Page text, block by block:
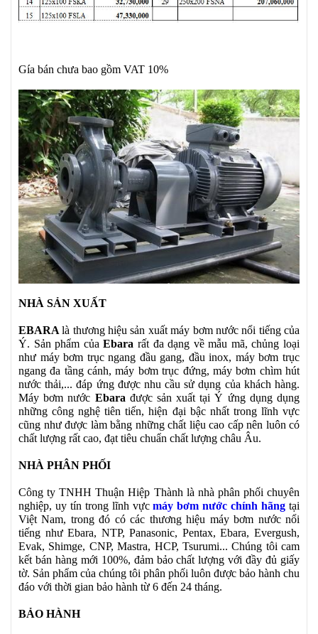
Gía bán chưa bao gồm VAT 10%
NHÀ SẢN XUẤT
EBARAlà thương hiệu sản xuất máy bơm nước nổi tiếng của
Ý. Sản phẩm củaEbara rất đa dạng về mẫu mã, chủng loại
như máy bơm trục ngang đầu gang, đầu inox, máy bơm trục
ngang đa tầng cánh, máy bơm trục đứng, máy bơm chìm hút
nước thải,... đáp ứng được nhu cầu sử dụng của khách hàng.
Máy bơm nước Ebara được sản xuất tại Ý ứng dụng dụng
những công nghệ tiên tiến, hiện đại bậc nhất trong lĩnh vực
cũng như được làm bằng những chất liệu cao cấp nên luôn có
chất lượng rất cao, đạt tiêu chuẩn chất lượng châu Âu.
NHÀ PHÂN PHỐI
Công ty TNHH Thuận Hiệp Thành là nhà phân phối chuyên
nghiệp, uy tín trong lĩnh vựcmáy bơm nước chính hãng tại
Việt Nam, trong đó có các thương hiệu máy bơm nước nổi
tiếng như Ebara, NTP, Panasonic, Pentax, Ebara, Evergush,
Evak, Shimge, CNP, Mastra, HCP, Tsurumi... Chúng tôi cam
kết bán hàng mới 100%, đảm bảo chất lượng với đầy đủ giấy
tờ. Sản phẩm của chúng tôi phân phối luôn được bảo hành chu
đáo với thời gian bảo hành từ 6 đến 24 tháng.
BẢO HÀNH